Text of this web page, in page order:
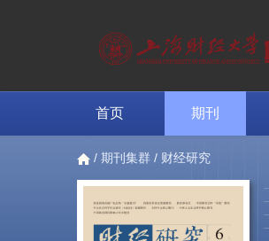
首页 期刊
/ 期刊集群 / 财经研究